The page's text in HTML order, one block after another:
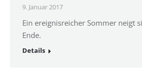
9. Januar 2017
Ein ereignisreicher Sommer neigt
Ende.
Details